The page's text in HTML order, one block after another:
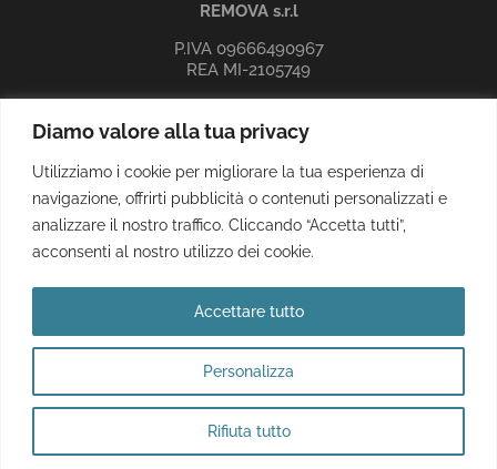
Diamo valore alla tua privacy
Utilizziamo i cookie per migliorare la tua esperienza di
navigazione, offrirti pubblicità o contenuti personalizzati e
analizzare il nostro traffico. Cliccando “Accetta tutti”,
acconsenti al nostro utilizzo dei cookie.
Personalizza
Rifiuta tutto
Accettare tutto
REMOVA s.r.l
P.IVA 09666490967
REA MI-2105749
Sede legale, amministrativa e operativa
indirizzo: Via Marinetti, 11 20081 Abbiategrasso (MI)
e-mail:info@remova.it
PEC: remova.srl@pec.it
Iscriviti alla nostra newsletter
info privacy